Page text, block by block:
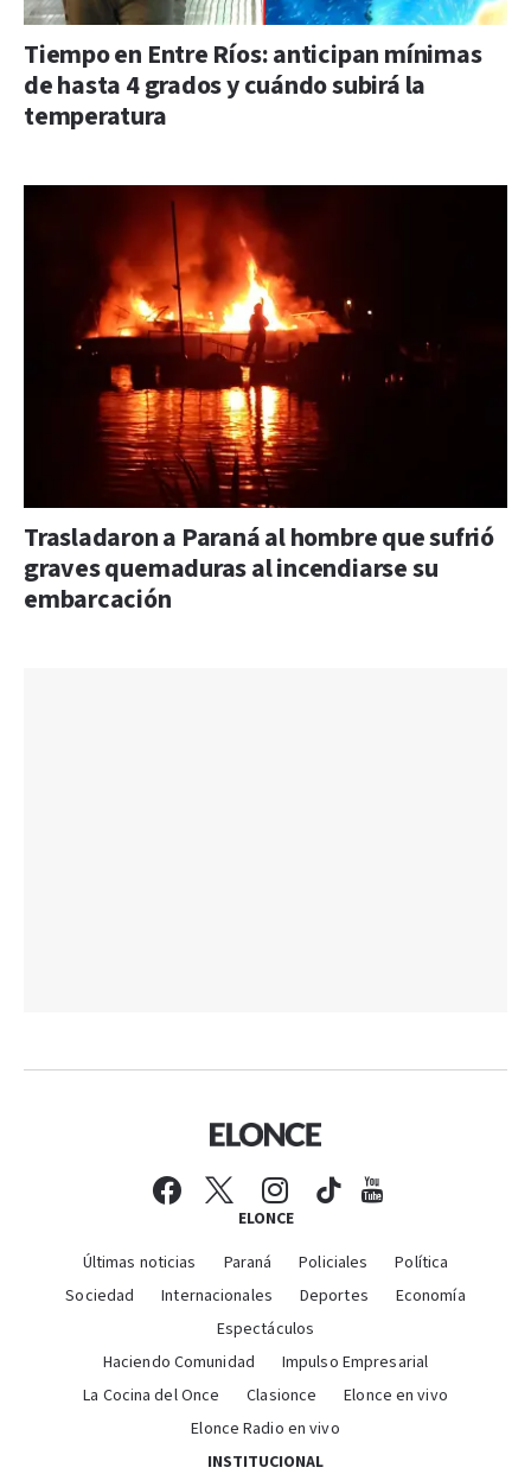
Tiempo en Entre Ríos: anticipan mínimas
de hasta 4 grados y cuándo subirá la
temperatura
Trasladaron a Paraná al hombre que sufrió
graves quemaduras al incendiarse su
embarcación
ELONCE
Últimas noticias Paraná Policiales
Política
Sociedad
Internacionales Deportes
Economía
Espectáculos
Haciendo Comunidad
Impulso Empresarial
La Cocina del Once
Clasionce
Elonce en vivo
Elonce Radio en vivo
INSTITUCIONAL